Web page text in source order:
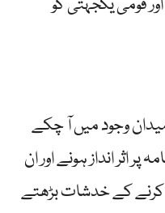
قومی یکجہتی کو
وجود میں آ چکے
اثر انداز ہونے اور ان
کے خدشات بڑھتے